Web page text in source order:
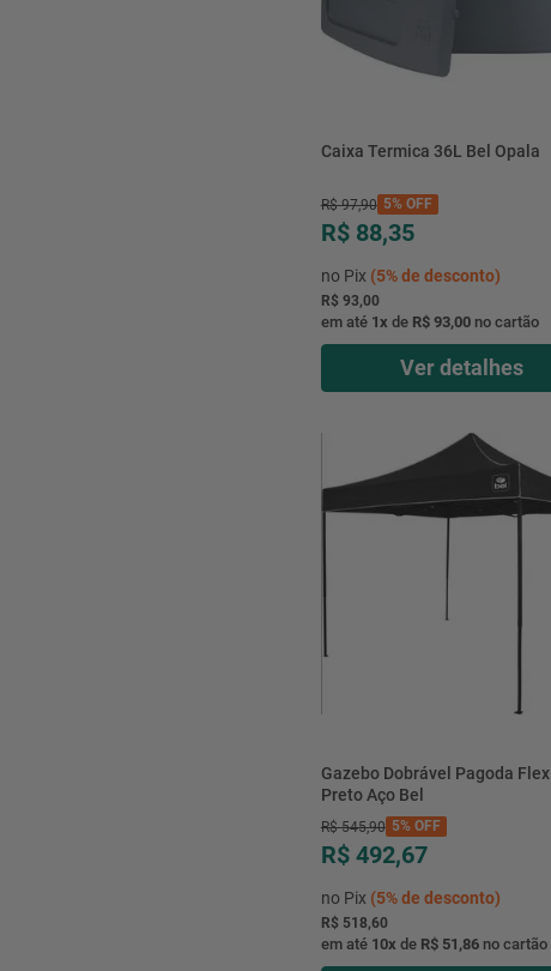
Caixa Termica 36L Bel Opala
R$ 97,90 5%OFF
R$ 88,35
no Pix (5%de desconto)
R$ 93,00
em até 1x de R$ 93,00no cartão
Ver detalhes
Gazebo Dobrável Pagoda Flex 3X3M
Preto Aço Bel
R$ 545,90 5%OFF
R$ 492,67
no Pix (5%de desconto)
R$ 518,60
em até 10x de R$ 51,86no cartão